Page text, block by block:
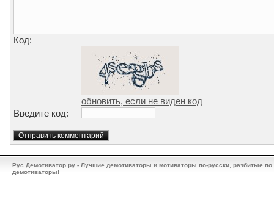
Код:
обновить, если не виден код
Введите код:
Рус Демотиватор.ру - Лучшие демотиваторы и мотиваторы по-русски, разбитые
демотиваторы!